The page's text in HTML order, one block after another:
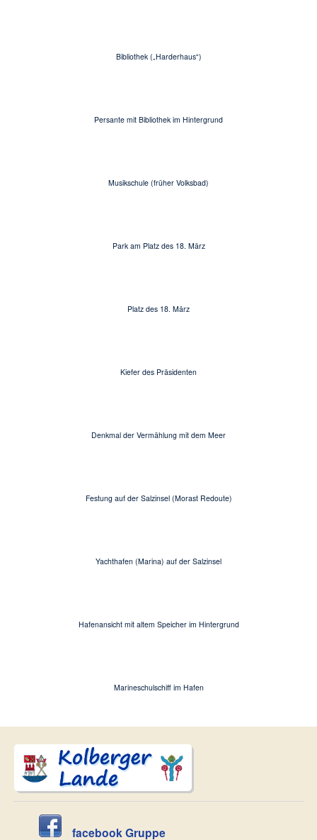
Bibliothek („Harderhaus“)
Persante mit Bibliothek im Hintergrund
Musikschule (früher Volksbad)
Park am Platz des 18. März
Platz des 18. März
Kiefer des Präsidenten
Denkmal der Vermählung mit dem Meer
Festung auf der Salzinsel (Morast Redoute)
Yachthafen (Marina) auf der Salzinsel
Hafenansicht mit altem Speicher im Hintergrund
Marineschulschiff im Hafen
facebook Gruppe